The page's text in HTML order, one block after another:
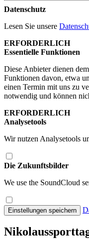
Datenschutz
Lesen Sie unsere
ERFORDERLICH
Essentielle Funktionen
Diese Anbieter dienen
Funktionen davon, etwa
einen Termin mit uns zu
notwendig und können
ERFORDERLICH
Analysetools
Wir nutzen Analysetools
Die Zukunftsbilder
We use the SoundCloud
Einstellungen speichern